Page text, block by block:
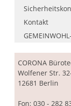
Kontakt
CORONA
Wolfener Str.
12681 Berlin
Fon: 030 - 282